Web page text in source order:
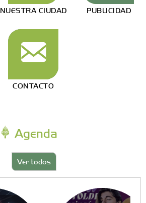
NUESTRA CIUDAD PUBLICIDAD
CONTACTO
Agenda
Ver todos